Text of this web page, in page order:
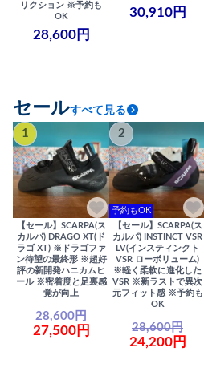
リクション ※予約も
OK
28,600円
30,910円
セールすべて見る
1
【セール】SCARPA(ス
カルパ) DRAGO XT(ド
ラゴ XT) ※ドラゴファ
ン待望の最終形 ※超好
評の新開発ハニカムヒ
ール ※密着度と足裏感
覚が向上
28,600円
27,500円
2
予約もOK
【セール】SCARPA(ス
カルパ) INSTINCT VSR
LV(インスティンクト
VSR ローボリューム)
※軽く柔軟に進化した
VSR ※新ラストで異次
元フィット感 ※予約も
OK
28,600円
24,200円